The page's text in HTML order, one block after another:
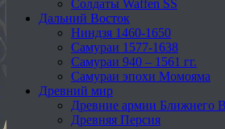
Солдаты Waffen SS
Дальний Восток
Ниндзя 1460-1650
Самураи 1577-1638
Самураи 940 – 1561 гг.
Самураи эпохи Момояма
Древний мир
Древние армии Ближнего
Древняя Персия